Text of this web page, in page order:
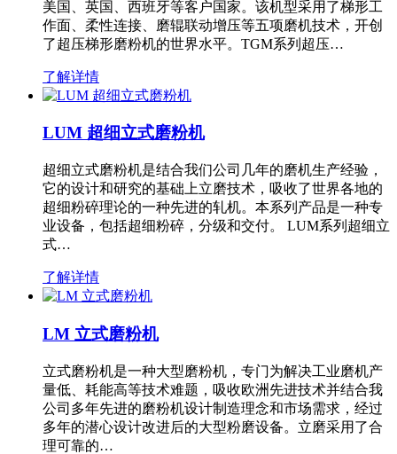
美国、英国、西班牙等客户国家。该机型采用了梯形工
作面、柔性连接、磨辊联动增压等五项磨机技术，开创
了超压梯形磨粉机的世界水平。TGM系列超压…
了解详情
LUM 超细立式磨粉机
超细立式磨粉机是结合我们公司几年的磨机生产经验，
它的设计和研究的基础上立磨技术，吸收了世界各地的
超细粉碎理论的一种先进的轧机。本系列产品是一种专
业设备，包括超细粉碎，分级和交付。 LUM系列超细立
式…
了解详情
LM 立式磨粉机
立式磨粉机是一种大型磨粉机，专门为解决工业磨机产
量低、耗能高等技术难题，吸收欧洲先进技术并结合我
公司多年先进的磨粉机设计制造理念和市场需求，经过
多年的潜心设计改进后的大型粉磨设备。立磨采用了合
理可靠的…